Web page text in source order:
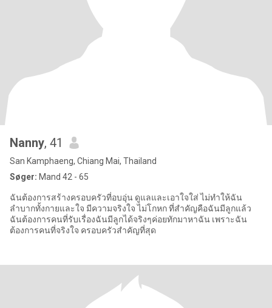
Nanny, 41
San Kamphaeng, Chiang Mai, Thailand
Søger: Mand 42 - 65
ฉันต้องการสร้างครอบครัวที่อบอุ่น ดูแลและเอาใจใส่ ไม่ทำให้ฉัน
ลำบากทั้งกายและใจ มีความจริงใจ ไม่โกหก ที่สำคัญคือฉันมีลูกแล้ว
ฉันต้องการคนที่รับเรื่องฉันมีลูกได้จริงๆค่อยทักมาหาฉัน เพราะฉัน
ต้องการคนที่จริงใจ ครอบครัวสำคัญที่สุด